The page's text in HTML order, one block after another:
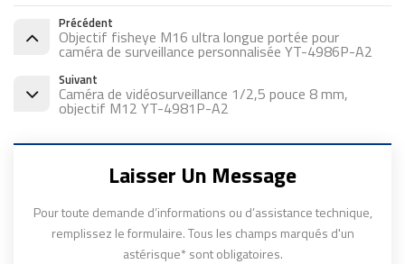
Précédent
Objectif fisheye M16 ultra longue portée pour
caméra de surveillance personnalisée YT-4986P-A2
Suivant
Caméra de vidéosurveillance 1/2,5 pouce 8 mm,
objectif M12 YT-4981P-A2
Laisser Un Message
Pour toute demande d’informations ou d’assistance technique,
remplissez le formulaire. Tous les champs marqués d'un
astérisque* sont obligatoires.